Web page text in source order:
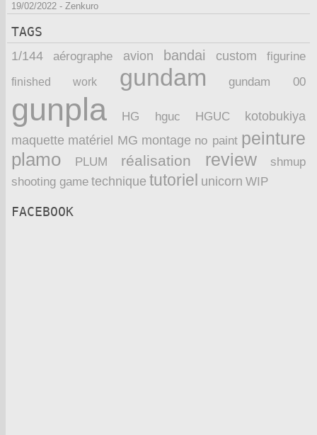
19/02/2022 - Zenkuro
TAGS
1/144 aérographe avion bandai custom figurine
finished work gundam gundam 00
gunpla HG hguc HGUC
kotobukiya
maquette matériel MG montage no paint peinture
plamo PLUM réalisation review
shmup
shooting game technique tutoriel unicorn WIP
FACEBOOK